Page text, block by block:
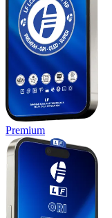
Premium